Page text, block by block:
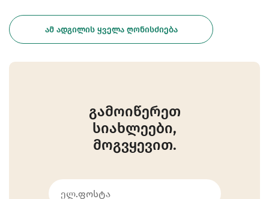
ᲐᲛ ᲐᲓᲒᲘᲚᲘᲡ ᲧᲕᲔᲚᲐ ᲦᲝᲜᲘᲡᲫᲘᲔᲑᲐ
გამოიწერეთ
სიახლეები,
მოგვყევით.